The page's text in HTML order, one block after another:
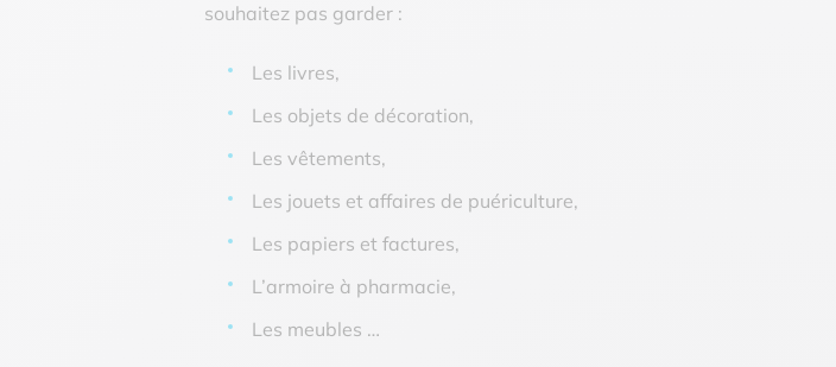
souhaitez pas garder :
Les livres,
Les objets de décoration,
Les vêtements,
Les jouets et affaires de puériculture,
Les papiers et factures,
L’armoire à pharmacie,
Les meubles …